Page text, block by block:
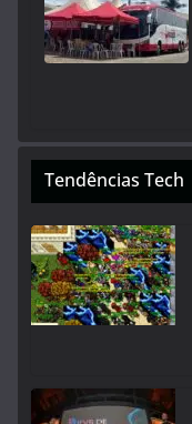
Tendências Tech